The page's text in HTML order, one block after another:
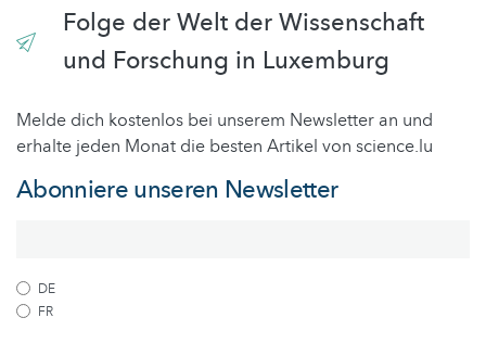
Folge der Welt der Wissenschaft
und Forschung in Luxemburg
Melde dich kostenlos bei unserem Newsletter an und
erhalte jeden Monat die besten Artikel von science.lu
Abonniere unseren Newsletter
DE
FR